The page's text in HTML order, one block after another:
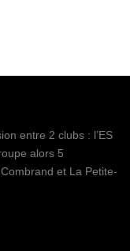
entre 2 clubs : l’ES
alors 5
et La Petite-